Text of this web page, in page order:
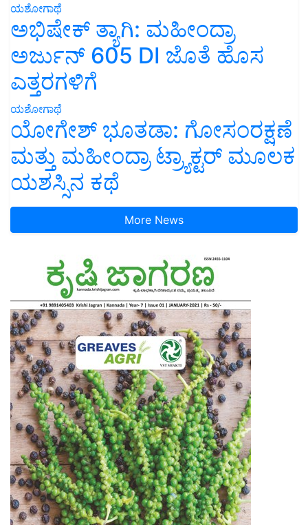
ಯಶೋಗಾಥೆ
ಅಭಿಷೇಕ್ ತ್ಯಾಗಿ: ಮಹೀಂದ್ರಾ
ಅರ್ಜುನ್ 605 DI ಜೊತೆ ಹೊಸ
ಎತ್ತರಗಳಿಗೆ
ಯಶೋಗಾಥೆ
ಯೋಗೇಶ್ ಭೂತಡಾ: ಗೋಸಂರಕ್ಷಣೆ
ಮತ್ತು ಮಹೀಂದ್ರಾ ಟ್ರ್ಯಾಕ್ಟರ್ ಮೂಲಕ
ಯಶಸ್ಸಿನ ಕಥೆ
More News